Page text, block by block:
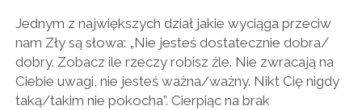
Jednym z największych dział jakie wyciąga przeciw
nam Zły są słowa: „Nie jesteś dostatecznie dobra/
dobry. Zobacz ile rzeczy robisz źle. Nie zwracają na
Ciebie uwagi, nie jesteś ważna/ważny. Nikt Cię nigdy
taką/takim nie pokocha”. Cierpiąc na brak